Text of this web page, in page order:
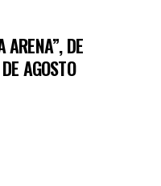
ARENA”, DE
AGOSTO